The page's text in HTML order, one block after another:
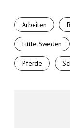
Arbeiten
Little Sweden
Pferde